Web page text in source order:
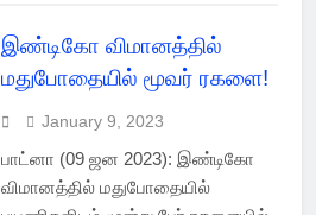
இண்டிகோ விமானத்தில்
மதுபோதையில் மூவர் ரகளை!
January 9, 2023
பாட்னா (09 ஜன 2023): இண்டிகோ
விமானத்தில் மதுபோதையில்